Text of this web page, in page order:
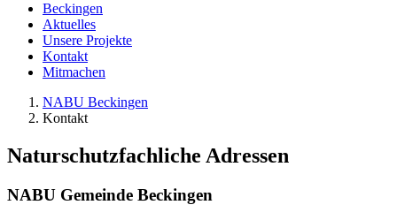
Beckingen
Aktuelles
Unsere Projekte
Kontakt
Mitmachen
NABU Beckingen
Kontakt
Naturschutzfachliche Adressen
NABU Gemeinde Beckingen